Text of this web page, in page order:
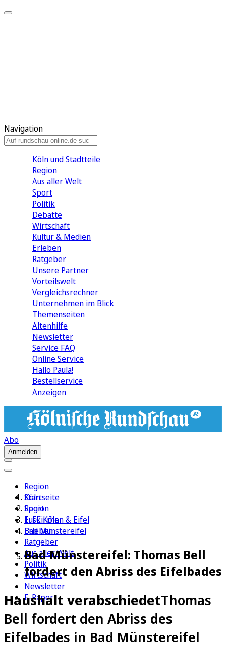
Navigation
Köln und Stadtteile
Region
Aus aller Welt
Sport
Politik
Debatte
Wirtschaft
Kultur & Medien
Erleben
Ratgeber
Unsere Partner
Vorteilswelt
Vergleichsrechner
Unternehmen im Blick
Themenseiten
Altenhilfe
Newsletter
Service FAQ
Online Service
Hallo Paula!
Bestellservice
Anzeigen
Abo
Anmelden
Region
Köln
Sport
1. FC Köln
Erleben
Ratgeber
Aus aller Welt
Politik
Wirtschaft
Newsletter
E-Paper
Startseite
Region
Euskirchen & Eifel
Bad Münstereifel
Bad Münstereifel: Thomas Bell
fordert den Abriss des Eifelbades
Haushalt verabschiedetThomas
Bell fordert den Abriss des
Eifelbades in Bad Münstereifel